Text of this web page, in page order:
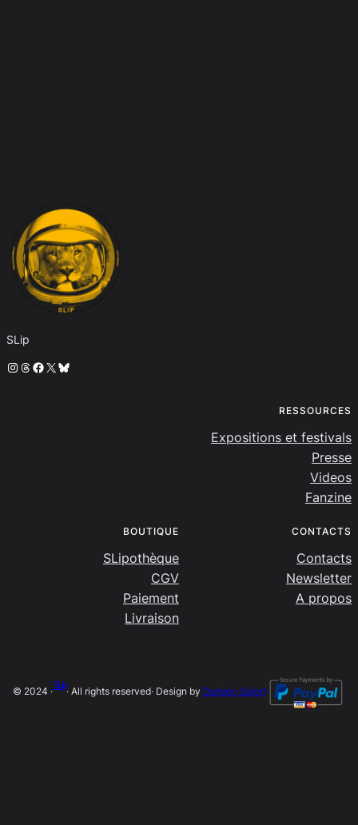
SLip
Instagram
Threads
Facebook
X Bluesky
RESSOURCES
Expositions et festivals
Presse
Videos
Fanzine
BOUTIQUE
SLipothèque
CGV
Paiement
Livraison
CONTACTS
Contacts
Newsletter
A propos
© 2024 ·
SLip
· All rights reserved· Design by Damien Salort